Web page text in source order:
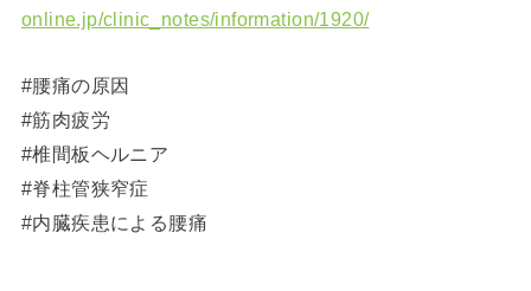
online.jp/clinic_notes/information/1920/
#腰痛の原因
#筋肉疲労
#椎間板ヘルニア
#脊柱管狭窄症
#内臓疾患による腰痛